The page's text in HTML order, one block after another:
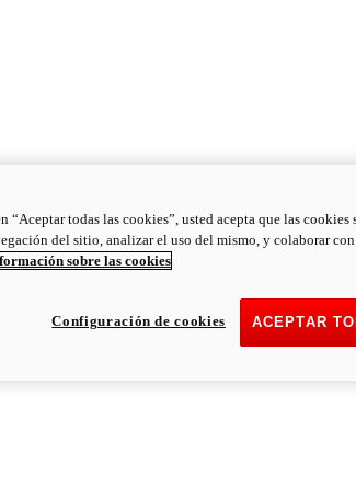
“Aceptar todas las cookies”, usted acepta que las
del sitio, analizar el uso del mismo, y colaborar
sobre las cookies
ACEPTAR
Configuración de cookies